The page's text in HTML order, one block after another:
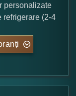
personalizate
refrigerare (2-4